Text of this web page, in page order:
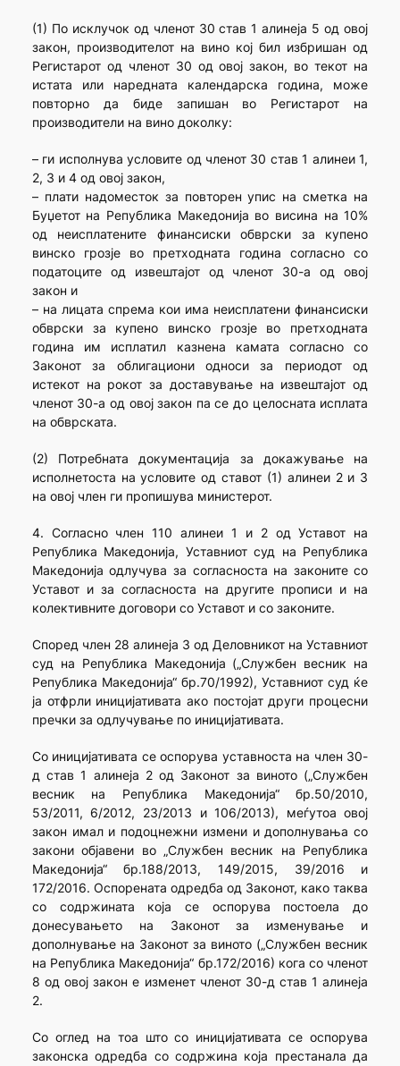
(1) По исклучок од членот 30 став 1 алинеја 5 од овој
закон, производителот на вино кој бил избришан од
Регистарот од членот 30 од овој закон, во текот на
истата или наредната календарска година, може
повторно да биде запишан во Регистарот на
производители на вино доколку:
– ги исполнува условите од членот 30 став 1 алинеи 1,
2, 3 и 4 од овој закон,
– плати надоместок за повторен упис на сметка на
Буџетот на Република Македонија во висина на 10%
од неисплатените финансиски обврски за купено
винско грозје во претходната година согласно со
податоците од извештајот од членот 30-а од овој
закон и
– на лицата спрема кои има неисплатени финансиски
обврски за купено винско грозје во претходната
година им исплатил казнена камата согласно со
Законот за облигациони односи за периодот од
истекот на рокот за доставување на извештајот од
членот 30-а од овој закон па се до целосната исплата
на обврската.
(2) Потребната документација за докажување на
исполнетоста на условите од ставот (1) алинеи 2 и 3
на овој член ги пропишува министерот.
4. Согласно член 110 алинеи 1 и 2 од Уставот на
Република Македонија, Уставниот суд на Република
Македонија одлучува за согласноста на законите со
Уставот и за согласноста на другите прописи и на
колективните договори со Уставот и со законите.
Според член 28 алинеја 3 од Деловникот на Уставниот
суд на Република Македонија („Службен весник на
Република Македонија“ бр.70/1992), Уставниот суд ќе
ја отфрли иницијативата ако постојат други процесни
пречки за одлучување по иницијативата.
Со иницијативата се оспорува уставноста на член 30-
д став 1 алинеја 2 од Законот за виното („Службен
весник на Република Македонија“ бр.50/2010,
53/2011, 6/2012, 23/2013 и 106/2013), меѓутоа овој
закон имал и подоцнежни измени и дополнувања со
закони објавени во „Службен весник на Република
Македонија“ бр.188/2013, 149/2015, 39/2016 и
172/2016. Оспорената одредба од Законот, како таква
со содржината која се оспорува постоела до
донесувањето на Законот за изменување и
дополнување на Законот за виното („Службен весник
на Република Македонија“ бр.172/2016) кога со членот
8 од овој закон е изменет членот 30-д став 1 алинеја
2.
Со оглед на тоа што со иницијативата се оспорува
законска одредба со содржина која престанала да